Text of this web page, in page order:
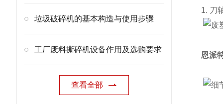
垃圾破碎机的基本构造与使用步骤
工厂废料撕碎机设备作用及选购要求
查看全部
1. 刀
恩派